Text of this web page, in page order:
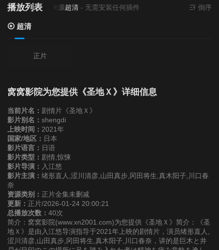
播放列表
当前资源来源超清- 无需安装任何插件 倒序
超清
正片
窝窝影院为您提供《圣地Ｘ》详细信息
当前片名： 剧情片《圣地Ｘ》
影片别名： shengdi
上映时间： 2021年
国家/地区： 日本
影片语言： 日语
影片类型： 剧情,惊悚
影片导演： 入江悠
影片主演： 绪形直人,涩川清彦,山田真步,冈田将生,真木阳子,川口春
奈
资源类别： 正片全集未删减
更新： 正片/2026-01-24 20:00:21
总播放次数： 40次
简介：窝窝影院(www.xn2001.com)为您提供《圣地Ｘ》简介：《圣
地Ｘ》是由入江悠导演指导于2021年上映的剧情片，演员绪形直人,
涩川清彦,山田真步,冈田将生,真木阳子,川口春奈，讲的是巨木と井